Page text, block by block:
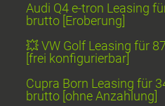
Audi Q4 e-tron Leasing
brutto [Eroberung]
💥 VW Golf Leasing für
[frei konfigurierbar]
Cupra Born Leasing für
brutto [ohne Anzahlung]